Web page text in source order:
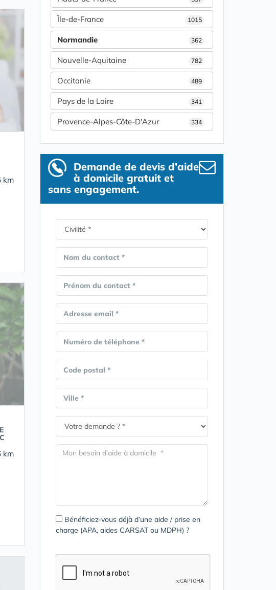
km
km
Île-de-France 1015
Normandie 362
Nouvelle-Aquitaine 782
Occitanie 489
Pays de la Loire 341
Provence-Alpes-Côte-D'Azur 334
Demande de devis d’aide
à domicile gratuit et
sans engagement.
Nom du contact *
Prénom du contact *
Adresse email *
Numéro de téléphone *
Code postal *
Ville *
Bénéficiez-vous déjà d’une aide / prise en
charge (APA, aides CARSAT ou MDPH) ?